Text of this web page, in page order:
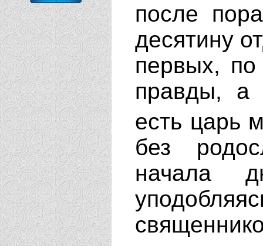
после
десятину
первых,
правды, а
есть царь
без
начала